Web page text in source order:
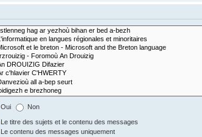
Oui Non
Le titre des sujets et le contenu des messages
Le contenu des messages uniquement